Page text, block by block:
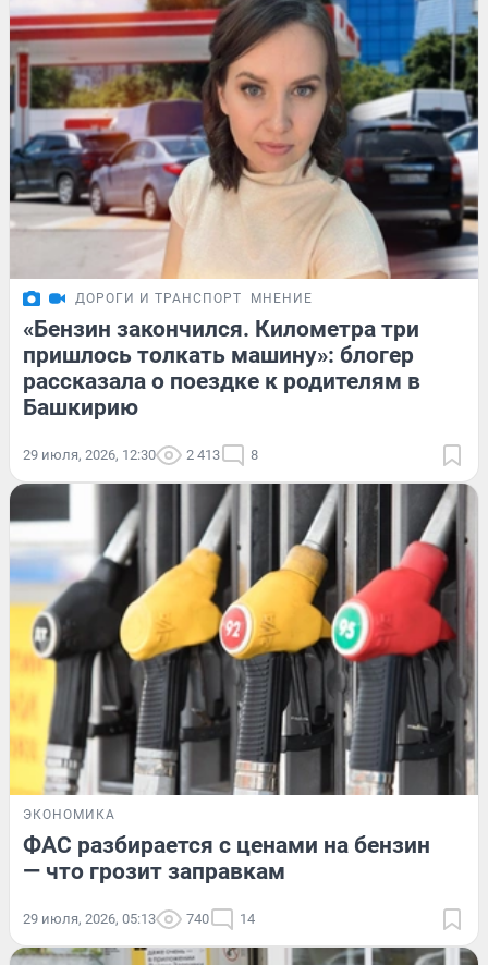
ДОРОГИ И ТРАНСПОРТ МНЕНИЕ
«Бензин закончился. Километра три
пришлось толкать машину»: блогер
рассказала о поездке к родителям в
Башкирию
29 июля, 2026, 12:30 2 413 8
ЭКОНОМИКА
ФАС разбирается с ценами на бензин
— что грозит заправкам
29 июля, 2026, 05:13 740 14